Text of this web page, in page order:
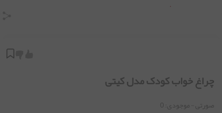
چراغ خواب کودک مدل کیتی
صورتی - موجودی: 0